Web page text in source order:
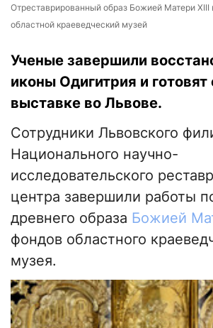
Отреставрированный образ Божией Матери XIII
областной краеведческий музей
Ученые завершили
иконы Одигитрия и готовят
выставке во Львове.
Сотрудники Львовского
Национального научно-
исследовательского
центра завершили работы
древнего образа Божией
фондов областного
музея.